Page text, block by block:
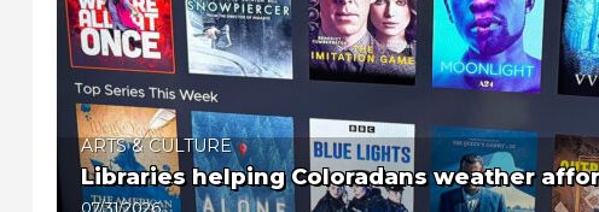
ARTS & CULTURE
Libraries helping Coloradans weather
07/31/2026